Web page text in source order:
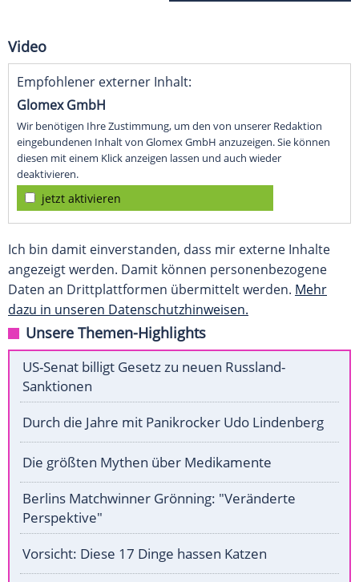
Video
Empfohlener externer Inhalt:
Glomex GmbH
Wir benötigen Ihre Zustimmung, um den von unserer Redaktion
eingebundenen Inhalt von Glomex GmbH anzuzeigen. Sie können
diesen mit einem Klick anzeigen lassen und auch wieder
deaktivieren.
jetzt aktivieren
Ich bin damit einverstanden, dass mir externe Inhalte
angezeigt werden. Damit können personenbezogene
Daten an Drittplattformen übermittelt werden. Mehr
dazu in unseren Datenschutzhinweisen.
Unsere Themen-Highlights
US-Senat billigt Gesetz zu neuen Russland-
Sanktionen
Durch die Jahre mit Panikrocker Udo Lindenberg
Die größten Mythen über Medikamente
Berlins Matchwinner Grönning: "Veränderte
Perspektive"
Vorsicht: Diese 17 Dinge hassen Katzen